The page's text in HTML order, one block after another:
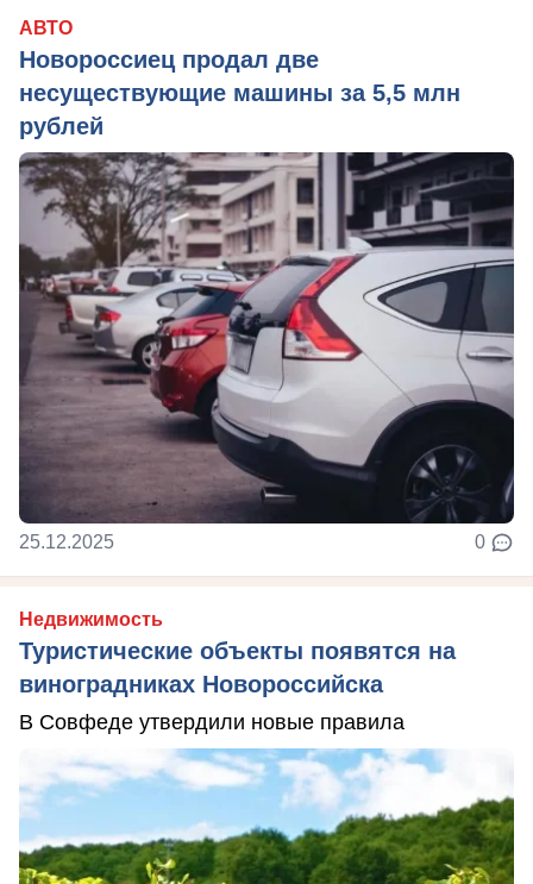
АВТО
Новороссиец продал две
несуществующие машины за 5,5 млн
рублей
25.12.2025 0
Недвижимость
Туристические объекты появятся на
виноградниках Новороссийска
В Совфеде утвердили новые правила